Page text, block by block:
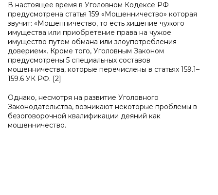
В настоящее время в Уголовном Кодексе РФ
предусмотрена статья 159 «Мошенничество» которая
звучит: «Мошенничество, то есть хищение чужого
имущества или приобретение права на чужое
имущество путем обмана или злоупотребления
доверием». Кроме того, Уголовным Законом
предусмотрены 5 специальных составов
мошенничества, которые перечислены в статьях 159.1–
159.6 УК РФ. [2]
Однако, несмотря на развитие Уголовного
Законодательства, возникают некоторые проблемы в
безоговорочной квалификации деяний как
мошенничество.